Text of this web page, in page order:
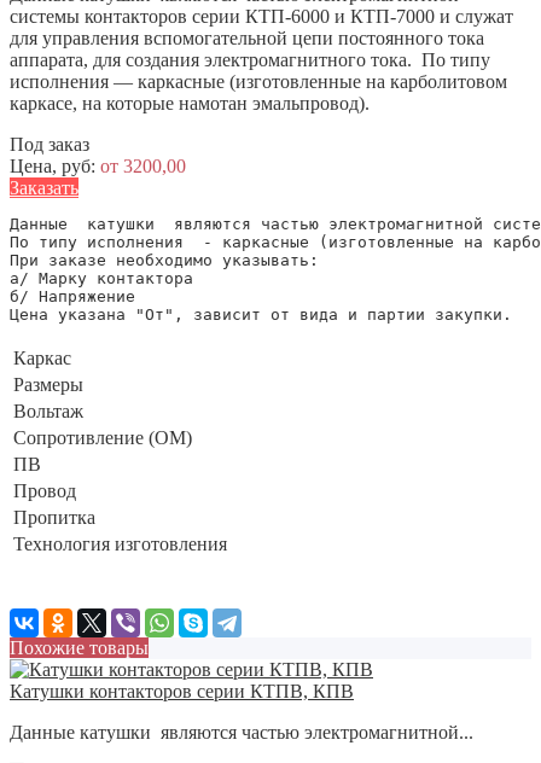
системы контакторов серии КТП-6000 и КТП-7000 и служат
для управления вспомогательной цепи постоянного тока
аппарата, для создания электромагнитного тока. По типу
исполнения — каркасные (изготовленные на карболитовом
каркасе, на которые намотан эмальпровод).
Под заказ
Цена, руб: от 3200,00
Заказать
Данные  катушки  являются частью электромагнитной
По типу исполнения  - каркасные (изготовленные на
При заказе необходимо указывать:
а/ Марку контактора
б/ Напряжение
Каркас
Размеры
Вольтаж
Сопротивление (ОМ)
ПВ
Провод
Пропитка
Технология изготовления
Похожие товары
Катушки контакторов серии КТПВ, КПВ
Данные катушки являются частью электромагнитной...